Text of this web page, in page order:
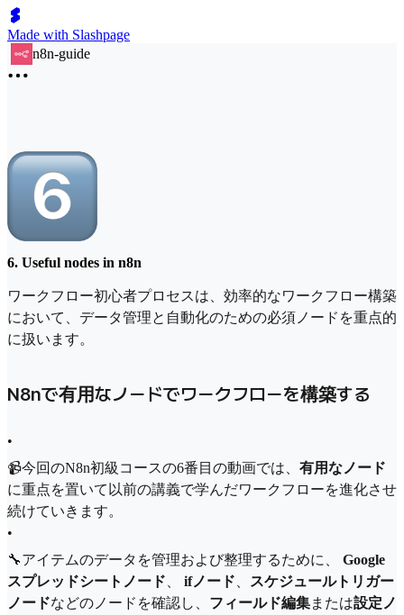
Made with Slashpage
n8n-guide
6. Useful nodes in n8n
ワークフロー初心者プロセスは、効率的なワークフロー構築
において、データ管理と自動化のための必須ノードを重点的
に扱います。
N8nで有用なノードでワークフローを構築する
•
📹今回のN8n初級コースの6番目の動画では、 有用なノード
に重点を置いて以前の講義で学んだワークフローを進化させ
続けていきます。
•
🔧アイテムのデータを管理および整理するために、 Google
スプレッドシートノード
ifノード
スケジュールトリガー
ノードなどのノードを確認し、 フィールド編集または設定ノ